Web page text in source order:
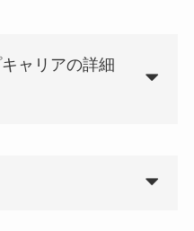
ャリアの詳細